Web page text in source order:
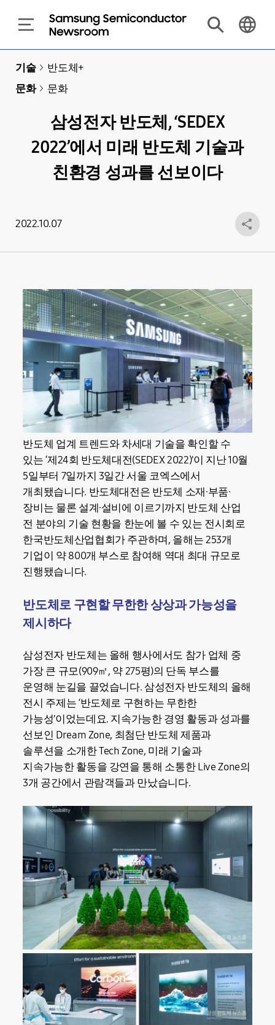
기술 > 반도체+
문화 > 문화
삼성전자 반도체, ‘SEDEX
2022’에서 미래 반도체 기술과
친환경 성과를 선보이다
2022.10.07
반도체 업계 트렌드와 차세대 기술을 확인할 수
있는 ‘제24회 반도체대전(SEDEX 2022)’이 지난 10월
5일부터 7일까지 3일간 서울 코엑스에서
개최됐습니다. 반도체대전은 반도체 소재·부품·
장비는 물론 설계·설비에 이르기까지 반도체 산업
전 분야의 기술 현황을 한눈에 볼 수 있는 전시회로
한국반도체산업협회가 주관하며, 올해는 253개
기업이 약 800개 부스로 참여해 역대 최대 규모로
진행됐습니다.
반도체로 구현할 무한한 상상과 가능성을
제시하다
삼성전자 반도체는 올해 행사에서도 참가 업체 중
가장 큰 규모(909㎡, 약 275평)의 단독 부스를
운영해 눈길을 끌었습니다. 삼성전자 반도체의 올해
전시 주제는 ‘반도체로 구현하는 무한한
가능성’이었는데요. 지속가능한 경영 활동과 성과를
선보인 Dream Zone, 최첨단 반도체 제품과
솔루션을 소개한 Tech Zone, 미래 기술과
지속가능한 활동을 강연을 통해 소통한 Live Zone의
3개 공간에서 관람객들과 만났습니다.